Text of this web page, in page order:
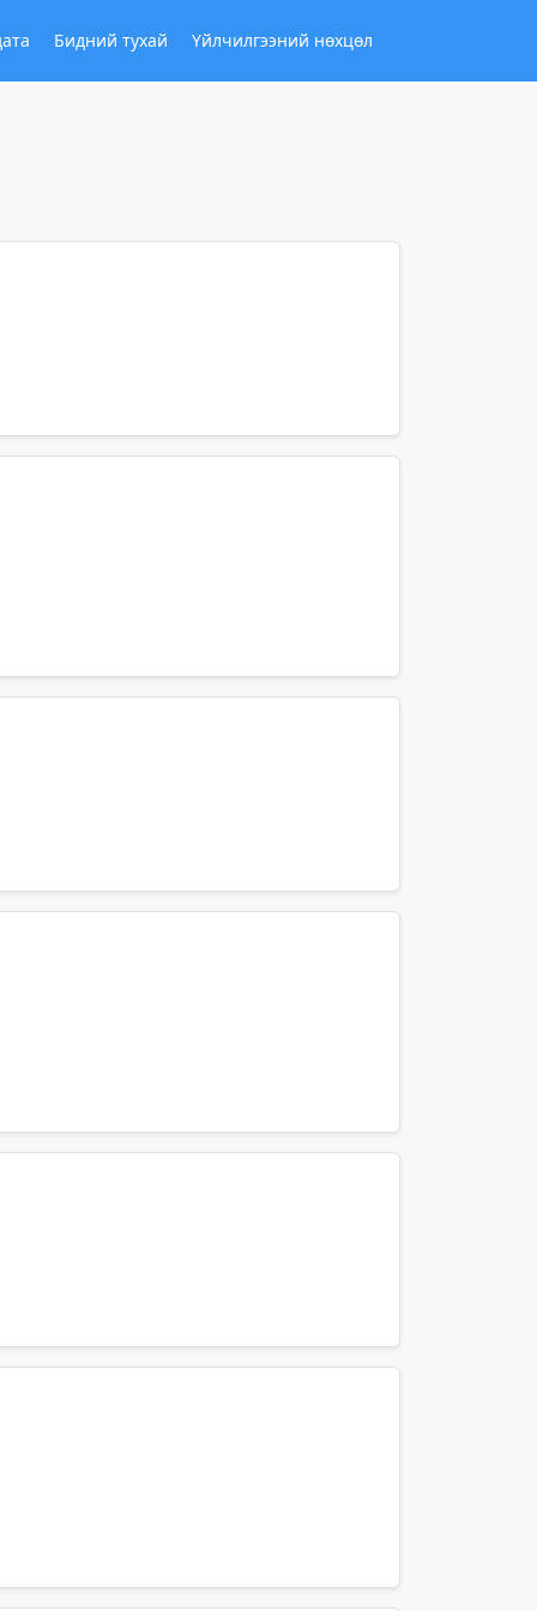
Бидний тухай Үйлчилгээний нөхцөл